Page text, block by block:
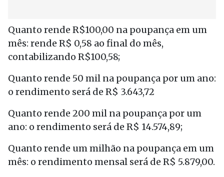
Quanto rende R$100,00 na poupança em um
mês: rende R$ 0,58 ao final do mês,
contabilizando R$100,58;
Quanto rende 50 mil na poupança por um ano:
o rendimento será de R$ 3.643,72
Quanto rende 200 mil na poupança por um
ano: o rendimento será de R$ 14.574,89;
Quanto rende um milhão na poupança em um
mês: o rendimento mensal será de R$ 5.879,00.